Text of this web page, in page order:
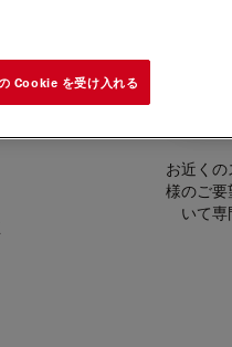
お近く
様のご
いて専
Cookie を受け入れる